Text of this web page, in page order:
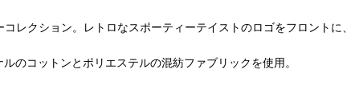
クション。レトロなスポーティーテイストのロゴをフロントに
のコットンとポリエステルの混紡ファブリックを使用。